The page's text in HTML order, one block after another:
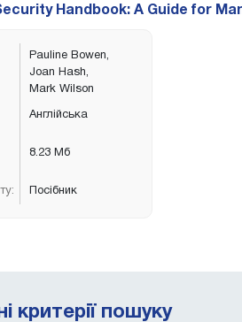
Handbook: A Guide for
Pauline Bowen,
Joan Hash,
Mark Wilson
Англійська
8.23 Мб
Посібник
критерії пошуку